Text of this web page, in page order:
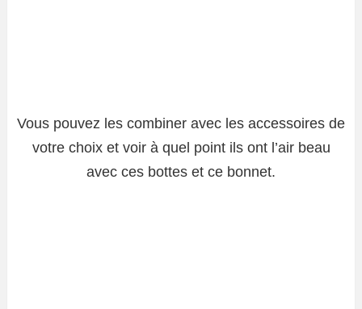
Vous pouvez les combiner avec les accessoires de
votre choix et voir à quel point ils ont l’air beau
avec ces bottes et ce bonnet.